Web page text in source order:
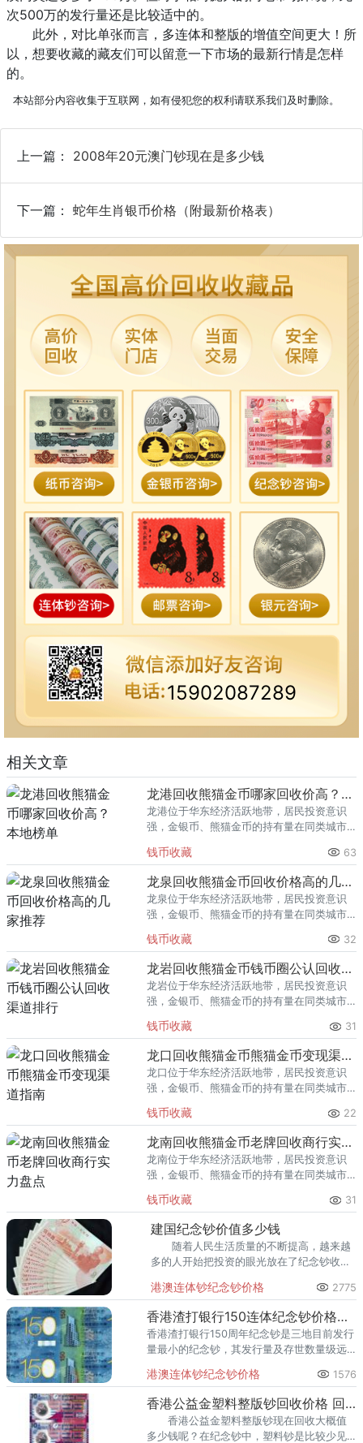
次500万的发行量还是比较适中的。
此外，对比单张而言，多连体和整版的增值空间更大！所
以，想要收藏的藏友们可以留意一下市场的最新行情是怎样
的。
本站部分内容收集于互联网，如有侵犯您的权利请联系我们及时删除。
上一篇： 2008年20元澳门钞现在是多少钱
下一篇： 蛇年生肖银币价格（附最新价格表）
15902087289
相关文章
龙港回收熊猫金币哪家回收价高？本地榜单
龙港位于华东经济活跃地带，居民投资意识
强，金银币、熊猫金币的持有量在同类城市
熊猫金币的需求就明显升温，但鱼龙混杂的
回收渠道里，能精准识别版别溢
钱币收藏 63
龙泉回收熊猫金币回收价格高的几家推荐
龙泉位于华东经济活跃地带，居民投资意识
强，金银币、熊猫金币的持有量在同类城市
熊猫金币的需求就明显升温，但鱼龙混杂的
回收渠道里，能精准识别版别溢
钱币收藏 32
龙岩回收熊猫金币钱币圈公认回收渠道排行
龙岩位于华东经济活跃地带，居民投资意识
强，金银币、熊猫金币的持有量在同类城市
熊猫金币的需求就明显升温，但鱼龙混杂的
回收渠道里，能精准识别版别溢
钱币收藏 31
龙口回收熊猫金币熊猫金币变现渠道指南
龙口位于华东经济活跃地带，居民投资意识
强，金银币、熊猫金币的持有量在同类城市
熊猫金币的需求就明显升温，但鱼龙混杂的
回收渠道里，能精准识别版别溢
钱币收藏 22
龙南回收熊猫金币老牌回收商行实力盘点
龙南位于华东经济活跃地带，居民投资意识
强，金银币、熊猫金币的持有量在同类城市
熊猫金币的需求就明显升温，但鱼龙混杂的
回收渠道里，能精准识别版别溢
钱币收藏 31
建国纪念钞价值多少钱
随着人民生活质量的不断提高，越来越
多的人开始把投资的眼光放在了纪念钞收藏
易发行纪念钞的，只有在意义特别重大的时
候才会发行纪念钞。
港澳连体钞纪念钞价格 2775
香港渣打银行150连体纪念钞价格是多少？
香港渣打银行150周年纪念钞是三地目前发行
量最小的纪念钞，其发行量及存世数量级远
港澳连体钞纪念钞价格 1576
香港公益金塑料整版钞回收价格 回收价格查询
香港公益金塑料整版钞现在回收大概值
多少钱呢？在纪念钞中，塑料钞是比较少见